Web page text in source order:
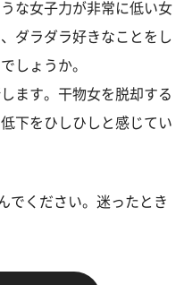
な女子力が非常に低い女
ダラダラ好きなことをし
しょうか。
ます。干物女を脱却する
下をひしひしと感じてい
でください。迷ったとき